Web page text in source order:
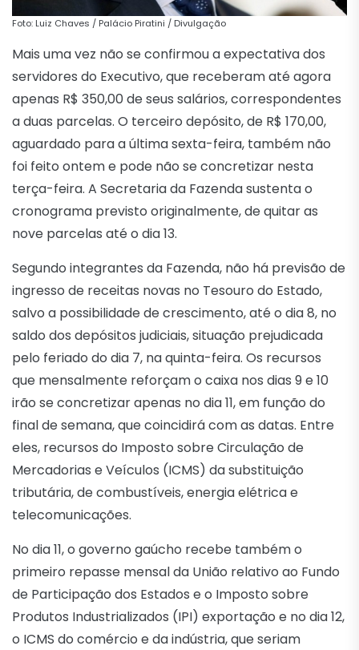
Foto: Luiz Chaves / Palácio Piratini / Divulgação
Mais uma vez não se confirmou a expectativa dos
servidores do Executivo, que receberam até agora
apenas R$ 350,00 de seus salários, correspondentes
a duas parcelas. O terceiro depósito, de R$ 170,00,
aguardado para a última sexta-feira, também não
foi feito ontem e pode não se concretizar nesta
terça-feira. A Secretaria da Fazenda sustenta o
cronograma previsto originalmente, de quitar as
nove parcelas até o dia 13.
Segundo integrantes da Fazenda, não há previsão de
ingresso de receitas novas no Tesouro do Estado,
salvo a possibilidade de crescimento, até o dia 8, no
saldo dos depósitos judiciais, situação prejudicada
pelo feriado do dia 7, na quinta-feira. Os recursos
que mensalmente reforçam o caixa nos dias 9 e 10
irão se concretizar apenas no dia 11, em função do
final de semana, que coincidirá com as datas. Entre
eles, recursos do Imposto sobre Circulação de
Mercadorias e Veículos (ICMS) da substituição
tributária, de combustíveis, energia elétrica e
telecomunicações.
No dia 11, o governo gaúcho recebe também o
primeiro repasse mensal da União relativo ao Fundo
de Participação dos Estados e o Imposto sobre
Produtos Industrializados (IPI) exportação e no dia 12,
o ICMS do comércio e da indústria, que seriam